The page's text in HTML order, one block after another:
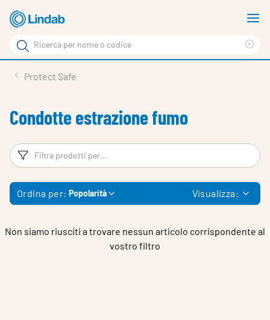
Log
visionare
Cerca
Cerca
Su Lindab
Su Tecnovent
Contatti
Download
Protect Safe
Condotte estrazione fumo
Filtri
Ordina per: Popolarità Visualizza:
Non siamo riusciti a trovare nessun articolo corrispondente al
vostro filtro